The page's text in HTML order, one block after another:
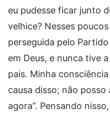
eu pudesse ficar junto
velhice? Nesses
perseguida pelo
em Deus, e nunca tive
pais. Minha
causa disso; não
agora”. Pensando